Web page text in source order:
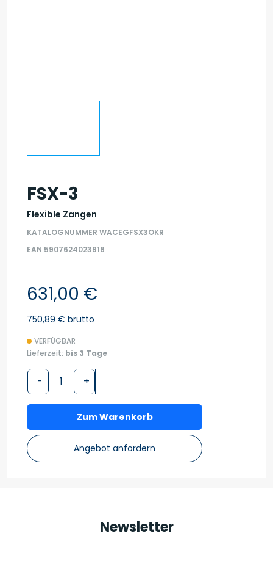
FSX-3
Flexible Zangen
KATALOGNUMMER WACEGFSX3OKR
EAN 5907624023918
631,00 €
750,89 € brutto
VERFÜGBAR
Lieferzeit: bis 3 Tage
- +
Zum Warenkorb
Angebot anfordern
Newsletter